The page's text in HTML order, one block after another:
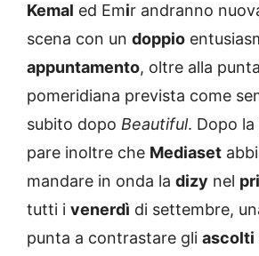
Kemal ed Emir andranno
scena con un doppio
appuntamento, oltre alla
pomeridiana prevista come
subito dopo Beautiful. Dopo la
pare inoltre che Mediaset
mandare in onda la dizy nel
tutti i venerdì di settembre,
punta a contrastare gli ascolti